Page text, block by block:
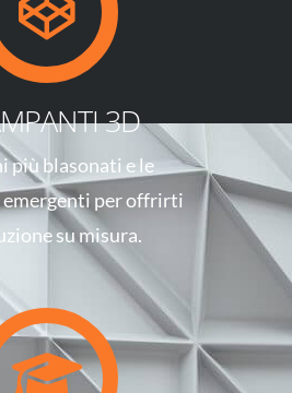
3D
più blasonati e le
per offrirti
su misura.